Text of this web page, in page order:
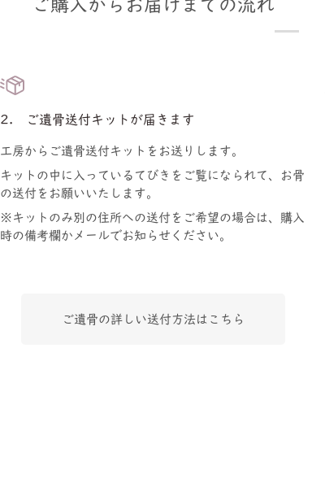
ご購入からお届けまでの流れ
2. ご遺骨送付キットが届きます
工房からご遺骨送付キットをお送りします。
キットの中に入っているてびきをご覧になられて、お骨
の送付をお願いいたします。
※キットのみ別の住所への送付をご希望の場合は、購入
時の備考欄かメールでお知らせください。
ご遺骨の詳しい送付方法はこちら